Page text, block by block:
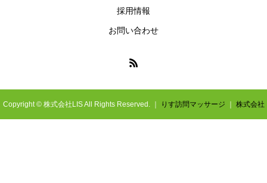
採用情報
お問い合わせ
Copyright © 株式会社LIS All Rights Reserved. ｜ りす訪問マッサージ 株式会社